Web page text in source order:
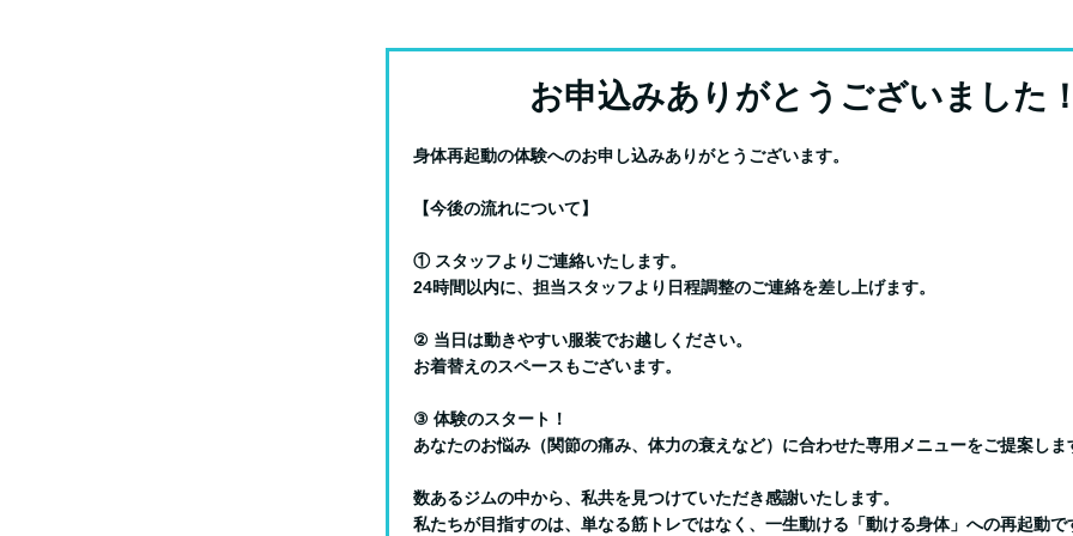
お申込みありがとうございました！
身体再起動の体験へのお申し込みありがとうございます。
【今後の流れについて】
① スタッフよりご連絡いたします。
24時間以内に、担当スタッフより日程調整のご連絡を差し上げます。
② 当日は動きやすい服装でお越しください。
お着替えのスペースもございます。
③ 体験のスタート！
あなたのお悩み（関節の痛み、体力の衰えなど）に合わせた専用メニューをご提案しま
数あるジムの中から、私共を見つけていただき感謝いたします。
私たちが目指すのは、単なる筋トレではなく、一生動ける「動ける身体」への再起動で